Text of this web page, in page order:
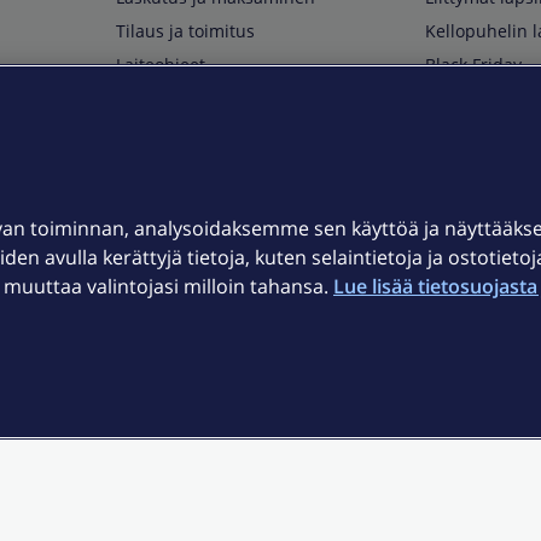
Tilaus ja toimitus
Laiteohjeet
Kuuluvuuskartta
Asiakastiedotteet
OmaElisa-sovellus
Kellopuhelin
Black Friday
toiminnan, analysoidaksemme sen käyttöä ja
avulla kerättyjä tietoja, kuten selaintietoja ja
valintojasi milloin tahansa. Lue lisää tietosuojasta